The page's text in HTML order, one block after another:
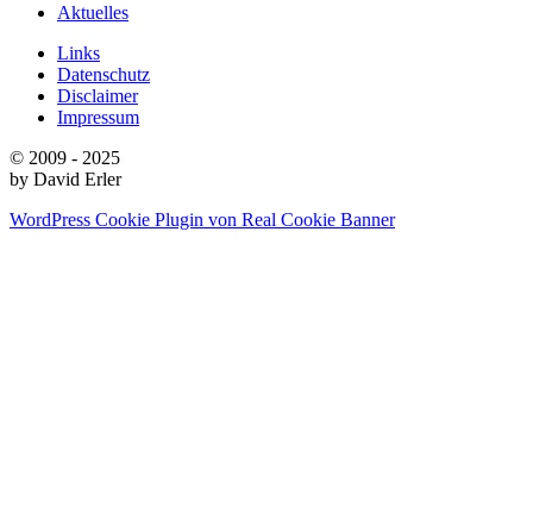
Aktuelles
Links
Datenschutz
Disclaimer
Impressum
© 2009 - 2025
by David Erler
WordPress Cookie Plugin von Real Cookie Banner